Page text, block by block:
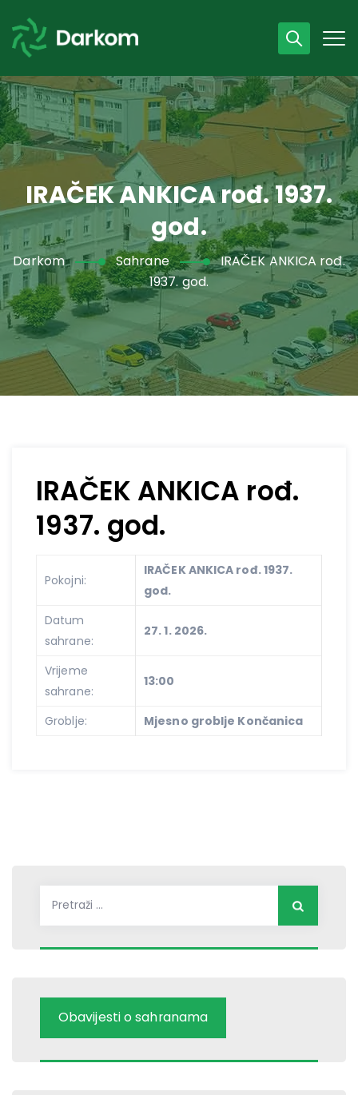
Radno vrijeme
07 - 15 h
043 /440 750
IRAČEK ANKICA rođ. 1937.
god.
Darkom Sahrane
IRAČEK ANKICA rođ.
1937. god.
IRAČEK ANKICA rođ.
1937. god.
Pokojni:
IRAČEK ANKICA rođ. 1937.
god.
Datum
sahrane:
27. 1. 2026.
Vrijeme
sahrane:
13:00
Groblje: Mjesno groblje Končanica
Obavijesti o sahranama